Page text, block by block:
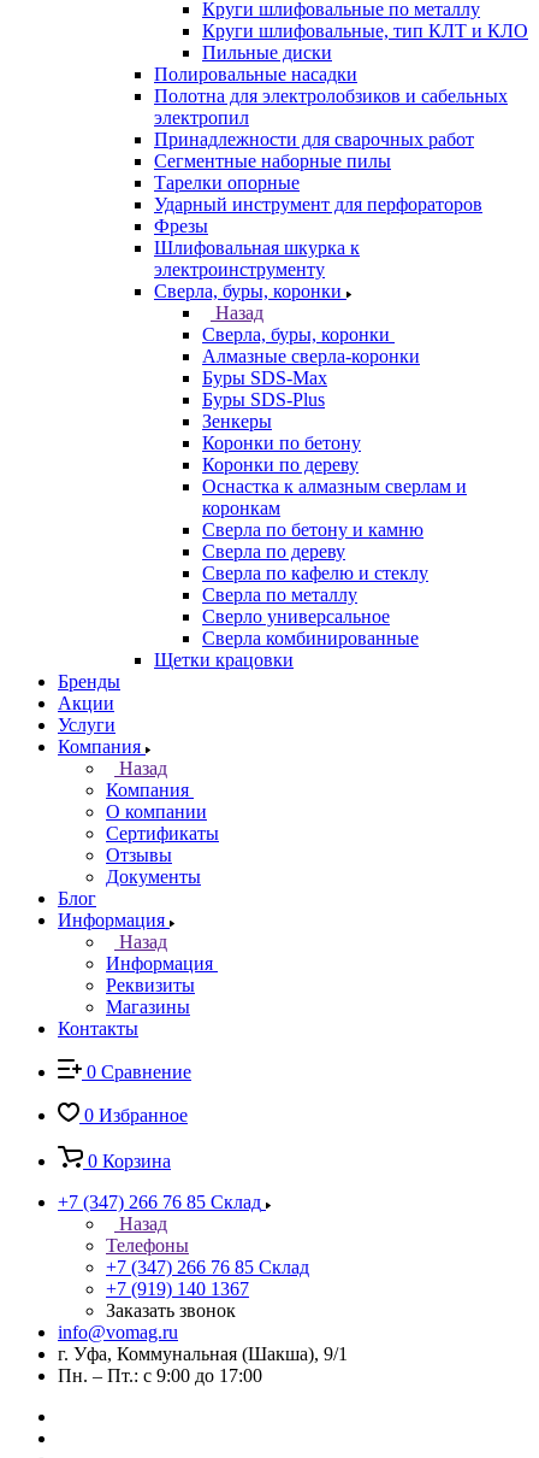
Круги шлифовальные по металлу
Круги шлифовальные, тип КЛТ и КЛО
Пильные диски
Полировальные насадки
Полотна для электролобзиков и сабельных
электропил
Принадлежности для сварочных работ
Сегментные наборные пилы
Тарелки опорные
Ударный инструмент для перфораторов
Фрезы
Шлифовальная шкурка к
электроинструменту
Сверла, буры, коронки
Назад
Сверла, буры, коронки
Алмазные сверла-коронки
Буры SDS-Max
Буры SDS-Plus
Зенкеры
Коронки по бетону
Коронки по дереву
Оснастка к алмазным сверлам и
коронкам
Сверла по бетону и камню
Сверла по дереву
Сверла по кафелю и стеклу
Сверла по металлу
Сверло универсальное
Сверла комбинированные
Щетки крацовки
Бренды
Акции
Услуги
Компания
Назад
Компания
О компании
Сертификаты
Отзывы
Документы
Блог
Информация
Назад
Информация
Реквизиты
Магазины
Контакты
0 Сравнение
0 Избранное
0 Корзина
+7 (347) 266 76 85 Склад
Назад
Телефоны
+7 (347) 266 76 85 Склад
+7 (919) 140 1367
Заказать звонок
info@vomag.ru
г. Уфа, Коммунальная (Шакша), 9/1
Пн. – Пт.: с 9:00 до 17:00